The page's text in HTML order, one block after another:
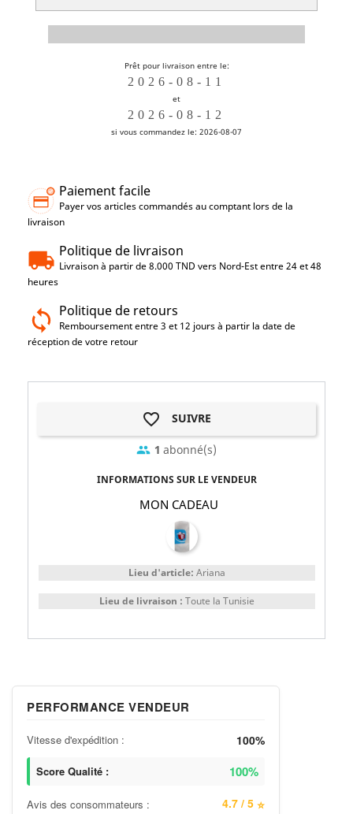
Prêt pour livraison entre le:
et
si vous commandez le: 2026-08-07
Paiement facile
Payer vos articles commandés au comptant lors de la
livraison
Politique de livraison
Livraison à partir de 8.000 TND vers Nord-Est entre 24 et 48
heures
Politique de retours
Remboursement entre 3 et 12 jours à partir la date de
réception de votre retour
favorite_border SUIVRE
group 1 abonné(s)
INFORMATIONS SUR LE VENDEUR
MON CADEAU
Lieu d'article: Ariana
Lieu de livraison : Toute la Tunisie
PERFORMANCE VENDEUR
Vitesse d'expédition : 100%
Score Qualité : 100%
Avis des consommateurs : 4.7 / 5 ⭐